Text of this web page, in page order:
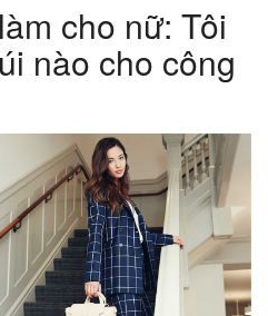
cho nữ: Tôi
nào cho công